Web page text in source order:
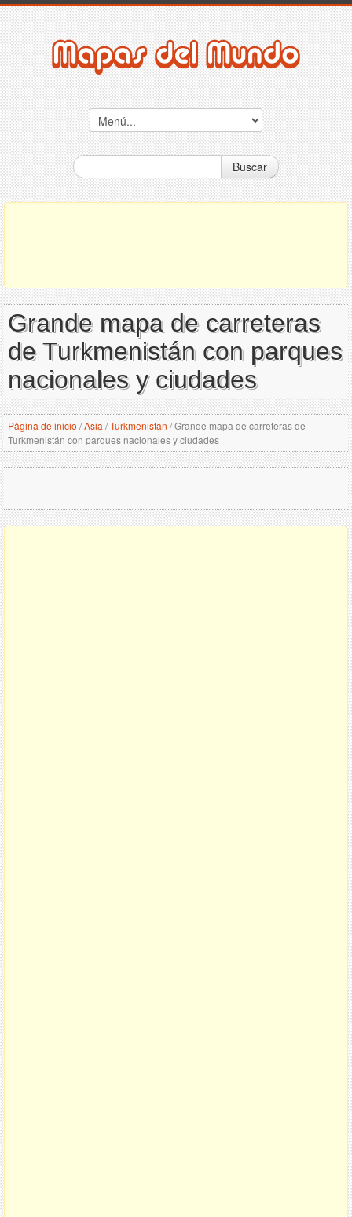
Buscar
Grande mapa de carreteras
de Turkmenistán con parques
nacionales y ciudades
Página de inicio /Asia /Turkmenistán /Grande mapa de carreteras de
Turkmenistán con parques nacionales y ciudades